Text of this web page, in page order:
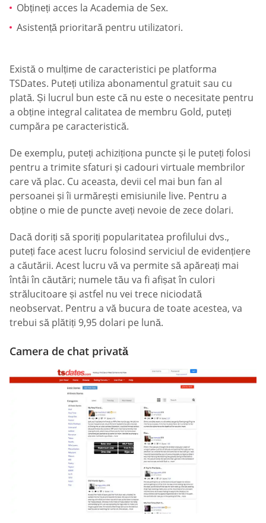
Obțineți acces la Academia de Sex.
Asistență prioritară pentru utilizatori.
Există o mulțime de caracteristici pe platforma
TSDates. Puteți utiliza abonamentul gratuit sau cu
plată. Și lucrul bun este că nu este o necesitate pentru
a obține integral calitatea de membru Gold, puteți
cumpăra pe caracteristică.
De exemplu, puteți achiziționa puncte și le puteți folosi
pentru a trimite sfaturi și cadouri virtuale membrilor
care vă plac. Cu aceasta, devii cel mai bun fan al
persoanei și îi urmărești emisiunile live. Pentru a
obține o mie de puncte aveți nevoie de zece dolari.
Dacă doriți să sporiți popularitatea profilului dvs.,
puteți face acest lucru folosind serviciul de evidențiere
a căutării. Acest lucru vă va permite să apăreați mai
întâi în căutări; numele tău va fi afișat în culori
strălucitoare și astfel nu vei trece niciodată
neobservat. Pentru a vă bucura de toate acestea, va
trebui să plătiți 9,95 dolari pe lună.
Camera de chat privată